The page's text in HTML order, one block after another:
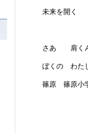
未来を開く
さあ 肩くん
ぼくの わた
篠原 篠原小